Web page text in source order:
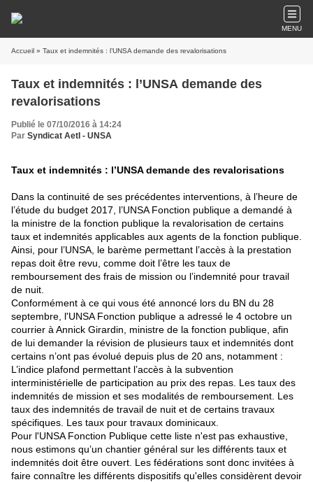
MENU
Accueil » Taux et indemnités : l’UNSA demande des revalorisations
Taux et indemnités : l’UNSA demande des
revalorisations
Publié le 07/10/2016 à 14:24
Par Syndicat AetI - UNSA
Taux et indemnités : l’UNSA demande des revalorisations
Dans la continuité de ses précédentes interventions, à l’heure de
l’étude du budget 2017, l’UNSA Fonction publique a demandé à
la ministre de la fonction publique la revalorisation de certains
taux et indemnités applicables aux agents de la fonction publique.
Ainsi, pour l’UNSA, le barème permettant l’accès à la prestation
repas doit être revu, comme doit l’être les taux de
remboursement des frais de mission ou l’indemnité pour travail
de nuit.
Conformément à ce qui vous été annoncé lors du BN du 28
septembre, l'UNSA Fonction publique a adressé le 4 octobre un
courrier à Annick Girardin, ministre de la fonction publique, afin
de lui demander la révision de plusieurs taux et indemnités dont
certains n’ont pas évolué depuis plus de 20 ans, notamment :
L’indice plafond permettant l’accès à la subvention
interministérielle de participation au prix des repas. Les taux des
indemnités de mission et ses modalités de remboursement. Les
taux des indemnités de travail de nuit et de certains travaux
spécifiques. Les taux pour travaux dominicaux.
Pour l'UNSA Fonction Publique cette liste n'est pas exhaustive,
nous estimons qu’un chantier général sur les différents taux et
indemnités doit être ouvert. Les fédérations sont donc invitées à
faire connaître les différents dispositifs qu'elles considèrent devoir